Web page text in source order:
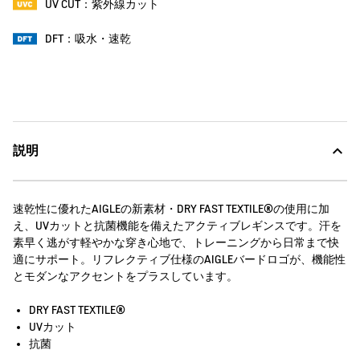
UV CUT：紫外線カット
DFT：吸水・速乾
説明
速乾性に優れたAIGLEの新素材・DRY FAST TEXTILE®の使用に加
え、UVカットと抗菌機能を備えたアクティブレギンスです。汗を
素早く逃がす軽やかな穿き心地で、トレーニングから日常まで快
適にサポート。リフレクティブ仕様のAIGLEバードロゴが、機能性
とモダンなアクセントをプラスしています。
DRY FAST TEXTILE®
UVカット
抗菌